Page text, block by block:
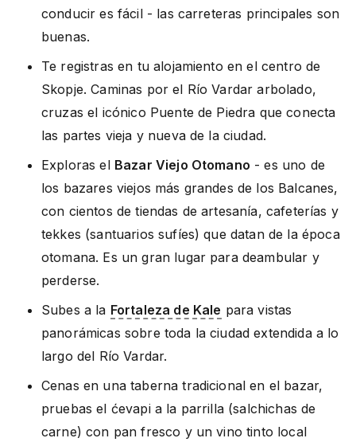
conducir es fácil - las carreteras principales son
buenas.
Te registras en tu alojamiento en el centro de
Skopje. Caminas por el Río Vardar arbolado,
cruzas el icónico Puente de Piedra que conecta
las partes vieja y nueva de la ciudad.
Exploras el Bazar Viejo Otomano - es uno de
los bazares viejos más grandes de los Balcanes,
con cientos de tiendas de artesanía, cafeterías y
tekkes (santuarios sufíes) que datan de la época
otomana. Es un gran lugar para deambular y
perderse.
Subes a la Fortaleza de Kale para vistas
panorámicas sobre toda la ciudad extendida a lo
largo del Río Vardar.
Cenas en una taberna tradicional en el bazar,
pruebas el ćevapi a la parrilla (salchichas de
carne) con pan fresco y un vino tinto local